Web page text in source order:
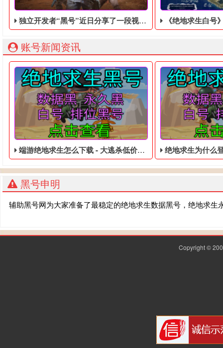
独立开发者“黑号”近日分享了一段视频，展示了他使用虚幻5引擎重制的《绝地求生黑号》场景 《绝地求生白号》为一款结合
账号新闻资讯
端游绝地求生怎么下载 - 大逃杀低价的黑号 绝地求生为什么登录不
黑号申明
辅助黑号网为大家准备了最稳定的绝地求生数据黑号，绝地求
Copyright ©